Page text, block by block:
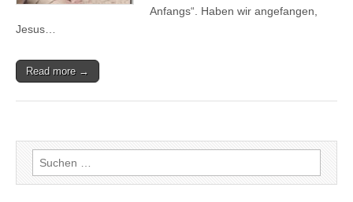
Anfangs“. Haben wir angefangen,
Jesus…
Read more →
Suchen
nach: